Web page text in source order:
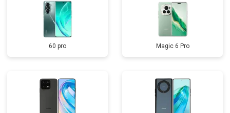
60 pro Magic 6 Pro